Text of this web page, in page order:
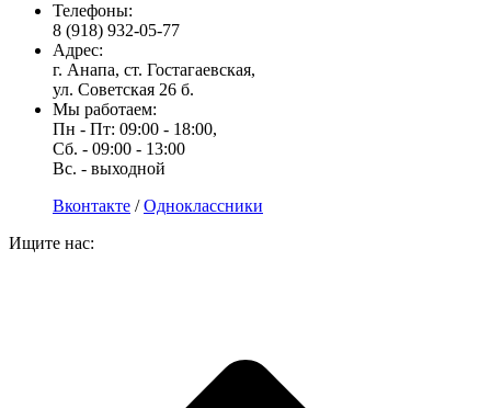
Телефоны:
8 (918) 932-05-77
Адрес:
г. Анапа, ст. Гостагаевская,
ул. Советская 26 б.
Мы работаем:
Пн - Пт: 09:00 - 18:00,
Сб. - 09:00 - 13:00
Вс. - выходной
Вконтакте /Одноклассники
Ищите нас: